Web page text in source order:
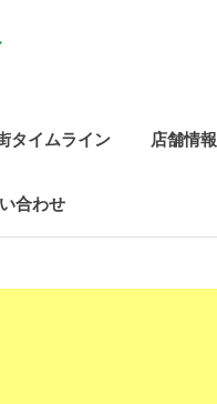
タイムライン 店舗情報
合わせ